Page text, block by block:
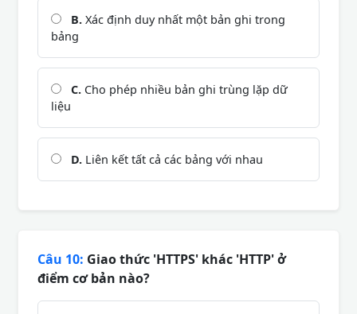
B. Xác định duy nhất một bản ghi trong
bảng
C. Cho phép nhiều bản ghi trùng lặp dữ
liệu
D. Liên kết tất cả các bảng với nhau
Câu 10: Giao thức 'HTTPS' khác 'HTTP' ở
điểm cơ bản nào?